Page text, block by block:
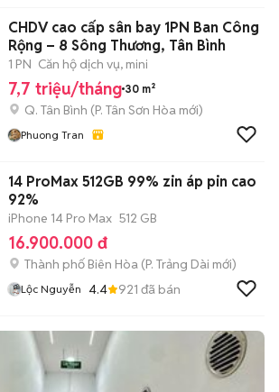
CHDV cao cấp sân bay 1PN Ban Công
Rộng – 8 Sông Thương, Tân Bình
1 PN Căn hộ dịch vụ, mini
7,7 triệu/tháng 30 m²
Q. Tân Bình (P. Tân Sơn Hòa mới)
Phuong Tran
14 ProMax 512GB 99% zin áp pin cao
92%
iPhone 14 Pro Max 512 GB
16.900.000 đ
Thành phố Biên Hòa (P. Trảng Dài mới)
Lộc Nguyễn 4.4 921 đã bán